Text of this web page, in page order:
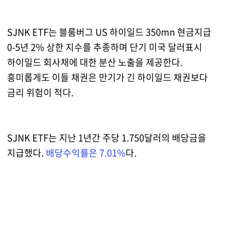
SJNK ETF는 블룸버그 US 하이일드 350mn 현금지급
0-5년 2% 상한 지수를 추종하며 단기 미국 달러표시
하이일드 회사채에 대한 분산 노출을 제공한다.
흥미롭게도 이들 채권은 만기가 긴 하이일드 채권보다
금리 위험이 적다.
SJNK ETF는 지난 1년간 주당 1.750달러의 배당금을
지급했다. 배당수익률은 7.01%다.